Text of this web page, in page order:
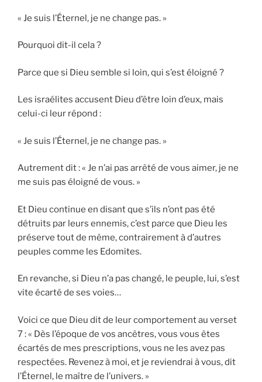
« Je suis l’Éternel, je ne change pas. »
Pourquoi dit-il cela ?
Parce que si Dieu semble si loin, qui s’est éloigné ?
Les israélites accusent Dieu d’être loin d’eux, mais
celui-ci leur répond :
« Je suis l’Éternel, je ne change pas. »
Autrement dit : « Je n’ai pas arrêté de vous aimer, je ne
me suis pas éloigné de vous. »
Et Dieu continue en disant que s’ils n’ont pas été
détruits par leurs ennemis, c’est parce que Dieu les
préserve tout de même, contrairement à d’autres
peuples comme les Edomites.
En revanche, si Dieu n’a pas changé, le peuple, lui, s’est
vite écarté de ses voies…
Voici ce que Dieu dit de leur comportement au verset
7 : « Dès l’époque de vos ancêtres, vous vous êtes
écartés de mes prescriptions, vous ne les avez pas
respectées. Revenez à moi, et je reviendrai à vous, dit
l’Éternel, le maître de l’univers. »